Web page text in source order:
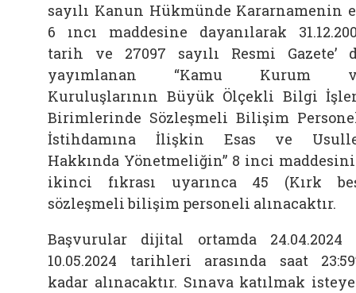
sayılı Kanun Hükmünde Kararnamenin
6 ıncı maddesine dayanılarak
tarih ve 27097 sayılı Resmi Gazete’
yayımlanan “Kamu Kurum
Kuruluşlarının Büyük Ölçekli Bilgi
Birimlerinde Sözleşmeli Bilişim
İstihdamına İlişkin Esas ve
Hakkında Yönetmeliğin” 8 inci
ikinci fıkrası uyarınca 45 (Kırk
sözleşmeli bilişim personeli alınacaktır.
Başvurular dijital ortamda 24.04.2024
10.05.2024 tarihleri arasında saat
kadar alınacaktır. Sınava katılmak